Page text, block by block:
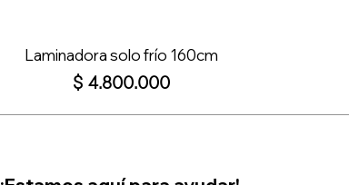
Laminadora solo frío 160cm
Precio
$ 4.800.000